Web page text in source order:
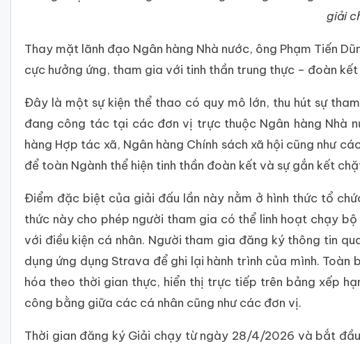
giải
Thay mặt lãnh đạo Ngân hàng Nhà nước, ông Phạm Tiến
cực hưởng ứng, tham gia với tinh thần trung thực – đoàn
Đây là một sự kiện thể thao có quy mô lớn, thu hút sự
đang công tác tại các đơn vị trực thuộc Ngân hàng Nhà
hàng Hợp tác xã, Ngân hàng Chính sách xã hội cũng như
để toàn Ngành thể hiện tinh thần đoàn kết và sự gắn kết
Điểm đặc biệt của giải đấu lần này nằm ở hình thức tổ
thức này cho phép người tham gia có thể linh hoạt chạy
với điều kiện cá nhân. Người tham gia đăng ký thông tin
dụng ứng dụng Strava để ghi lại hành trình của mình.
hóa theo thời gian thực, hiển thị trực tiếp trên bảng xếp
công bằng giữa các cá nhân cũng như các đơn vị.
Thời gian đăng ký Giải chạy từ ngày 28/4/2026 và bắt